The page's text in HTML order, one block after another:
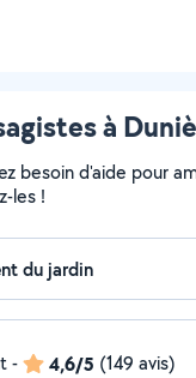
à
besoin d'aide pour
les !
- 4,6/5 (149 avis)